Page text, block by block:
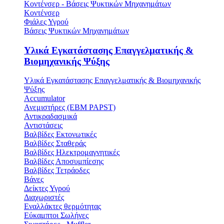
Κοντένσερ - Βάσεις Ψυκτικών Μηχανημάτων
Κοντένσερ
Φιάλες Υγρού
Βάσεις Ψυκτικών Μηχανημάτων
Υλικά Εγκατάστασης Επαγγελματικής &
Βιομηχανικής Ψύξης
Υλικά Εγκατάστασης Επαγγελματικής & Βιομηχανικής
Ψύξης
Accumulator
Ανεμιστήρες (ΕΒΜ PAPST)
Αντικραδασμικά
Αντιστάσεις
Βαλβίδες Εκτονωτικές
Βαλβίδες Σταθεράς
Βαλβίδες Ηλεκτρομαγνητικές
Βαλβίδες Αποσυμπίεσης
Βαλβίδες Τετράοδες
Βάνες
Δείκτες Υγρού
Διαχωριστές
Εναλλάκτες θερμότητας
Εύκαμπτοι Σωλήνες